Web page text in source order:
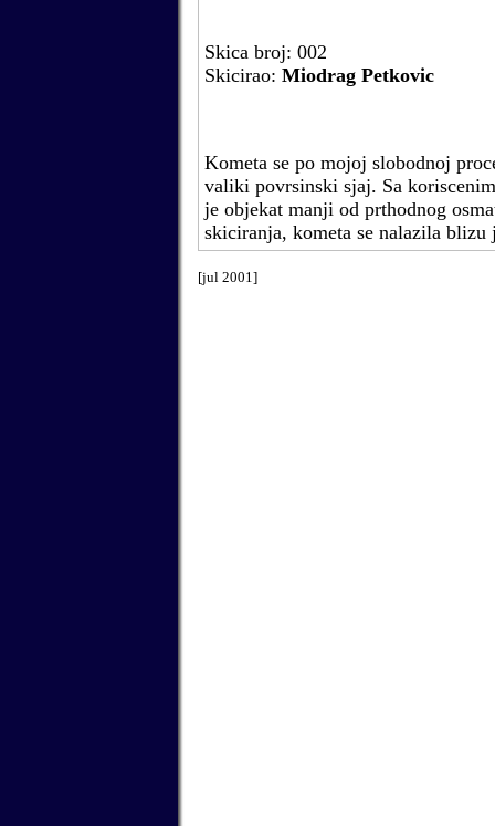
Skica broj: 002
Skicirao: Miodrag Petkovic
Kometa se po mojoj slobodnoj
valiki povrsinski sjaj. Sa
je objekat manji od prthodnog
skiciranja, kometa se nalazila blizu
[jul 2001]